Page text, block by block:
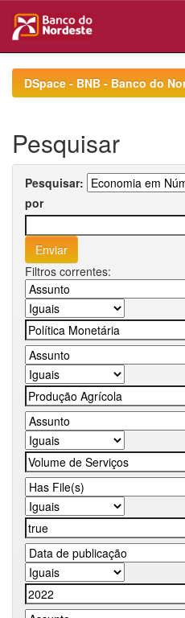
navigationDSpace - BNB - Banco do
Pesquisar
Pesquisar:
por
Filtros correntes: